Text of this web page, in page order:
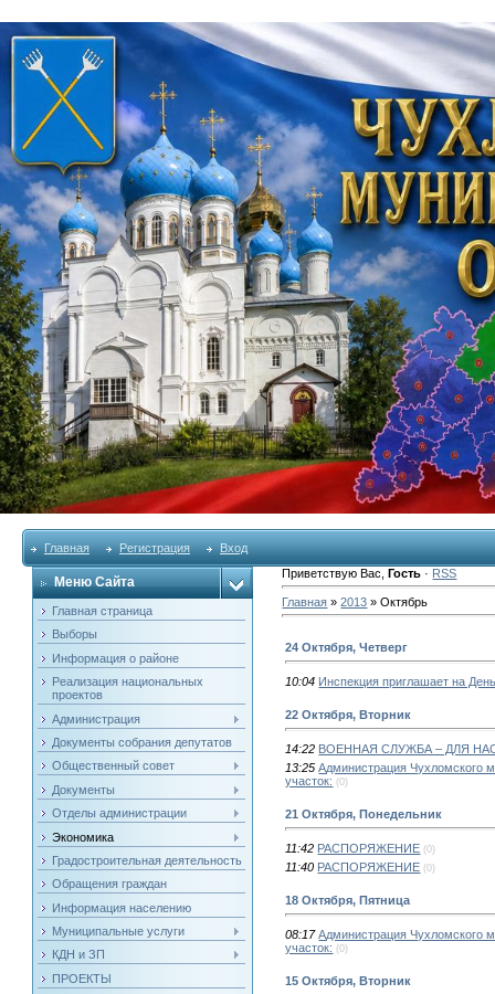
Главная Регистрация Вход
Меню Сайта
Главная страница
Выборы
Информация о районе
Реализация национальных
проектов
Администрация
Документы собрания депутатов
Общественный совет
Документы
Отделы администрации
Экономика
Градостроительная деятельность
Обращения граждан
Информация населению
Муниципальные услуги
КДН и ЗП
ПРОЕКТЫ
Приветствую Вас ,Гость · RSS
Главная »2013 » Октябрь
24 Октября, Четверг
10:04 Инспекция приглашает на
22 Октября, Вторник
14:22 ВОЕННАЯ СЛУЖБА – ДЛЯ
13:25 Администрация Чухломского
участок: (0)
21 Октября, Понедельник
11:42 РАСПОРЯЖЕНИЕ (0)
11:40 РАСПОРЯЖЕНИЕ (0)
18 Октября, Пятница
08:17 Администрация Чухломского
участок: (0)
15 Октября, Вторник